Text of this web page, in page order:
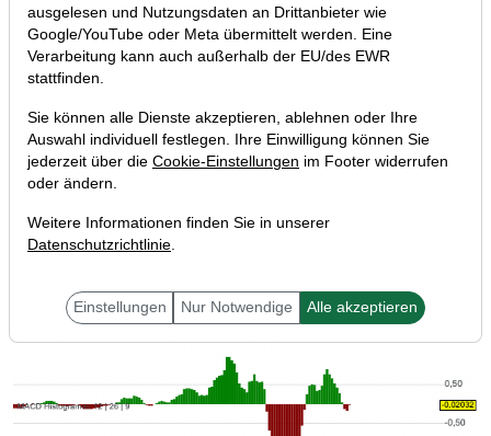
18.10.2021 um 07:01 Uhr | P. Uhlschmied
ausgelesen und Nutzungsdaten an Drittanbieter wie
Google/YouTube oder Meta übermittelt werden. Eine
Verarbeitung kann auch außerhalb der EU/des EWR
stattfinden.
Sie können alle Dienste akzeptieren, ablehnen oder Ihre
Auswahl individuell festlegen. Ihre Einwilligung können Sie
jederzeit über die Cookie-Einstellungen im Footer widerrufen
oder ändern.
Weitere Informationen finden Sie in unserer
Datenschutzrichtlinie.
Einstellungen Nur Notwendige Alle akzeptieren